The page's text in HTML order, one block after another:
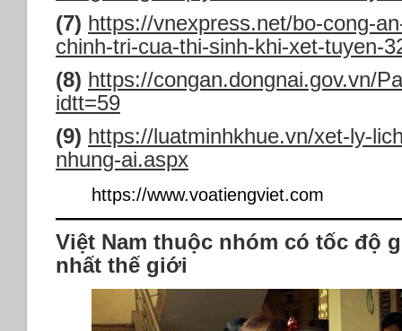
(7) https://vnexpress.net/bo-cong-
chinh-tri-cua-thi-sinh-khi-xet-tuyen-
(8) https://congan.dongnai.gov.vn/
idtt=59
(9) https://luatminhkhue.vn/xet-ly-
nhung-ai.aspx
https://www.voatiengviet.com
Việt Nam thuộc nhóm có tốc độ
nhất thế giới